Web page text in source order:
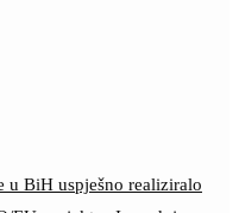
u BiH uspješno realiziralo